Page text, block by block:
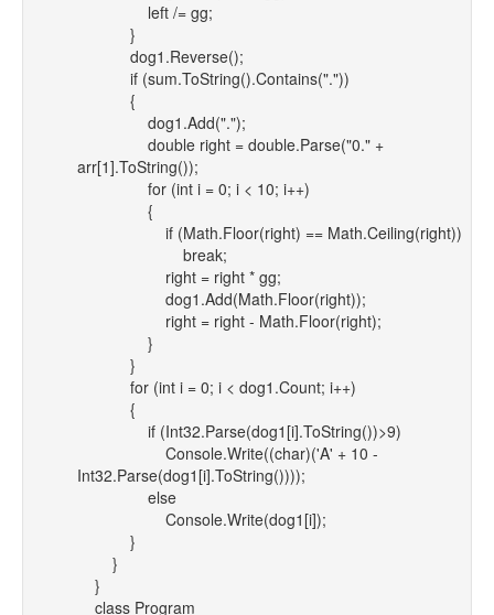
left /= gg;
}
dog1.Reverse();
if (sum.ToString().Contains("."))
{
dog1.Add(".");
double right = double.Parse("0." +
arr[1].ToString());
for (int i = 0; i < 10; i++)
{
if (Math.Floor(right) == Math.Ceiling(right))
break;
right = right * gg;
dog1.Add(Math.Floor(right));
right = right - Math.Floor(right);
}
}
for (int i = 0; i < dog1.Count; i++)
{
if (Int32.Parse(dog1[i].ToString())>9)
Console.Write((char)('A' + 10 -
Int32.Parse(dog1[i].ToString())));
else
Console.Write(dog1[i]);
}
}
}
class Program